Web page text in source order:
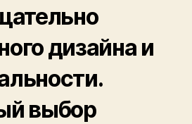
дизайна и
выбор